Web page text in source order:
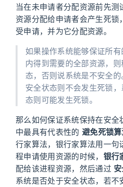
当在未申请者分配资源前先测
资源分配给申请者会产生死锁
受申请，并为它分配资源。
如果操作系统能够保证所
内得到需要的全部资源，
态，否则说系统是不安全
安全状态则不会发生死锁
态则可能发生死锁。
那么如何保证系统保持在安全
中最具有代表性的 避免死锁
行家算法，银行家算法用一句
程申请使用资源的时候， 银行
配给该进程资源，然后通过
系统是否处于安全状态，若不